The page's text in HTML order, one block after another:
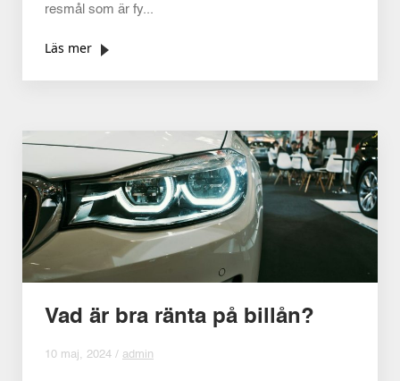
resmål som är fy...
Läs mer
Vad är bra ränta på billån?
10 maj, 2024 / admin